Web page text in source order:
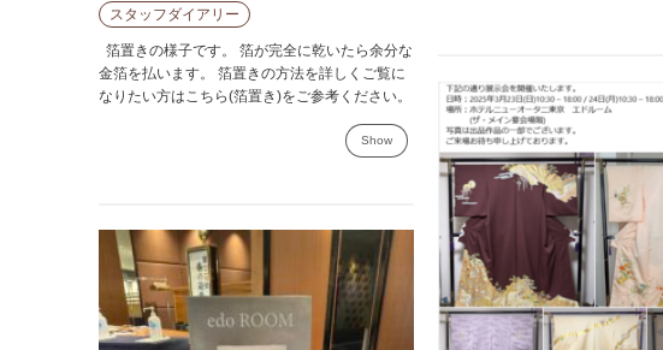
スタッフダイアリー
箔置きの様子です。 箔が完全に乾いたら余分な
金箔を払います。 箔置きの方法を詳しくご覧に
なりたい方はこちら(箔置き)をご参考ください。
Show